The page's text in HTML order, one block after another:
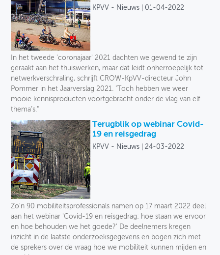
KPVV - Nieuws 01-04-2022
In het tweede 'coronajaar' 2021 dachten we gewend te zijn
geraakt aan het thuiswerken, maar dat leidt onherroepelijk tot
netwerkverschraling, schrijft CROW-KpVV-directeur John
Pommer in het Jaarverslag 2021. "Toch hebben we weer
mooie kennisproducten voortgebracht onder de vlag van elf
thema’s."
Terugblik op webinar Covid-
19 en reisgedrag
KPVV - Nieuws 24-03-2022
Zo'n 90 mobiliteitsprofessionals namen op 17 maart 2022 deel
aan het webinar 'Covid-19 en reisgedrag: hoe staan we ervoor
en hoe behouden we het goede?' De deelnemers kregen
inzicht in de laatste onderzoeksgegevens en bogen zich met
de sprekers over de vraag hoe we mobiliteit kunnen mijden en